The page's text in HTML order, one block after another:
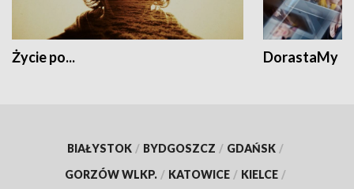
Życie po... DorastaMy
BIAŁYSTOK / BYDGOSZCZ / GDAŃSK /
GORZÓW WLKP. / KATOWICE / KIELCE /